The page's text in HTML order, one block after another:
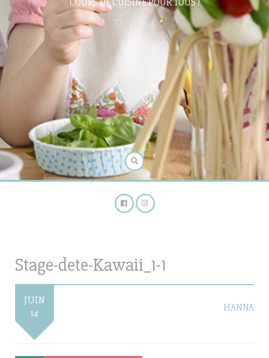
COURS DE CUISINE POUR TOUS !
Stage-dete-Kawaii_1-1
JUIN
14
HANNA